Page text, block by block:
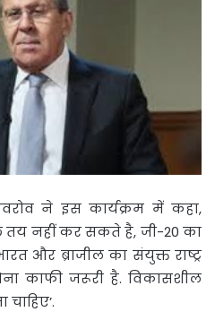
ने इस कार्यक्रम में कहा,
तय नहीं कर सकते है, जी-20 का
और ब्राजील का संयुक्त राष्ट्र
काफी जरूरी है. विकासशील